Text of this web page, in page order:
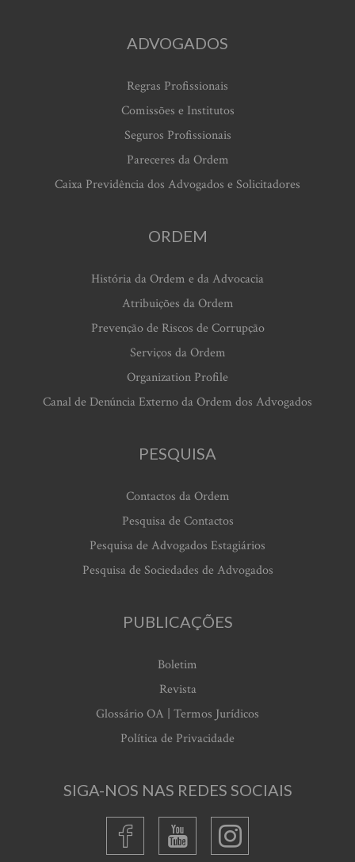
ADVOGADOS
Regras Profissionais
Comissões e Institutos
Seguros Profissionais
Pareceres da Ordem
Caixa Previdência dos Advogados e Solicitadores
ORDEM
História da Ordem e da Advocacia
Atribuições da Ordem
Prevenção de Riscos de Corrupção
Serviços da Ordem
Organization Profile
Canal de Denúncia Externo da Ordem dos Advogados
PESQUISA
Contactos da Ordem
Pesquisa de Contactos
Pesquisa de Advogados Estagiários
Pesquisa de Sociedades de Advogados
PUBLICAÇÕES
Boletim
Revista
Glossário OA | Termos Jurídicos
Política de Privacidade
SIGA-NOS NAS REDES SOCIAIS